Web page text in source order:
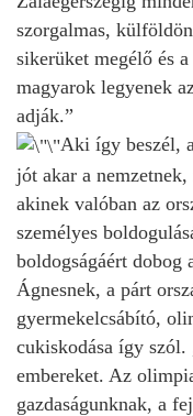
szorgalmas,
sikerüket megélő és
magyarok legyenek
adják.”
Aki így beszél,
jót akar a
akinek valóban az
személyes
boldogságáért
Ágnesnek, a párt
gyermekelcsábító,
cukiskodása így szól.
embereket. Az
gazdaságunknak, a